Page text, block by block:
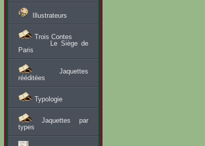
Illustrateurs
Trois Contes
Le Siège de
Paris
Jaquettes
rééditées
Typologie
Jaquettes par
types